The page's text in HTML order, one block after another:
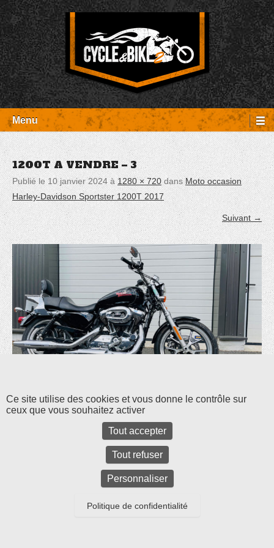
Aller
au
contenu
Cycle et Bike
Entretien Harley-Davidson, préparation et custom, boutique, pièces
détachées Rambouillet
Menu
1200T A VENDRE – 3
Publié le 10 janvier 2024 à1280 × 720dansMoto occasion
Harley-Davidson Sportster 1200T 2017
Suivant →
Panneau de gestion des cookies
Ce site utilise des cookies et vous donne le contrôle sur
ceux que vous souhaitez activer
Tout accepter
Tout refuser
Personnaliser
Politique de confidentialité